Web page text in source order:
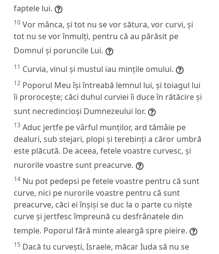
faptele lui.
10 Vor mânca, și tot nu se vor sătura, vor curvi, și
tot nu se vor înmulți, pentru că au părăsit pe
Domnul și poruncile Lui.
11 Curvia, vinul și mustul iau mințile omului.
12 Poporul Meu își întreabă lemnul lui, și toiagul lui
îi prorocește; căci duhul curviei îi duce în rătăcire și
sunt necredincioși Dumnezeului lor.
13 Aduc jertfe pe vârful munților, ard tămâie pe
dealuri, sub stejari, plopi și terebinți a căror umbră
este plăcută. De aceea, fetele voastre curvesc, și
nurorile voastre sunt preacurve.
14 Nu pot pedepsi pe fetele voastre pentru că sunt
curve, nici pe nurorile voastre pentru că sunt
preacurve, căci ei înșiși se duc la o parte cu niște
curve și jertfesc împreună cu desfrânatele din
temple. Poporul fără minte aleargă spre pieire.
15 Dacă tu curvești, Israele, măcar Iuda să nu se